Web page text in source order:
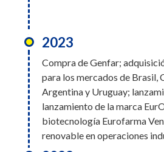
2023
Compra de Genfar;
para los mercados de Brasil,
Argentina y Uruguay;
lanzamiento de la marca
biotecnología Eurofarma
renovable en operaciones